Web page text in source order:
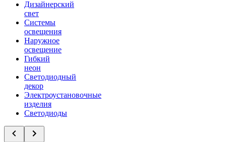
Дизайнерский
свет
Системы
освещения
Наружное
освещение
Гибкий
неон
Светодиодный
декор
Электроустановочные
изделия
Светодиоды